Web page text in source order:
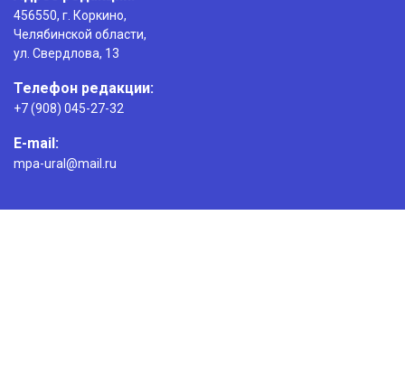
456550, г. Коркино,
Челябинской области,
ул. Свердлова, 13
Телефон редакции:
+7 (908) 045-27-32
E-mail:
mpa-ural@mail.ru